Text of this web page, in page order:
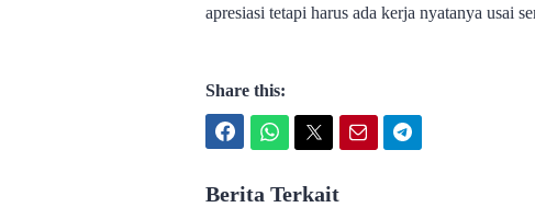
apresiasi tetapi harus ada kerja nyatanya usai
Share this:
Berita Terkait